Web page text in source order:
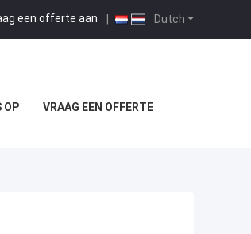
Dutch
een offerte aan |
OP VRAAG EEN OFFERTE